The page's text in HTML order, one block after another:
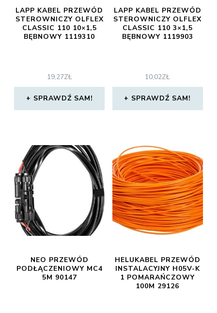
LAPP KABEL PRZEWÓD
STEROWNICZY OLFLEX
CLASSIC 110 10×1,5
BĘBNOWY 1119310
19,27ZŁ
SPRAWDŹ SAM!
LAPP KABEL PRZEWÓD
STEROWNICZY OLFLEX
CLASSIC 110 3×1,5
BĘBNOWY 1119903
10,02ZŁ
SPRAWDŹ SAM!
NEO PRZEWÓD
PODŁĄCZENIOWY MC4
5M 90147
HELUKABEL PRZEWÓD
INSTALACYJNY H05V-K
1 POMARAŃCZOWY
100M 29126